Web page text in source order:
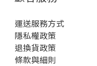
運送服務方式
隱私權政策
退換貨政策
條款與細則